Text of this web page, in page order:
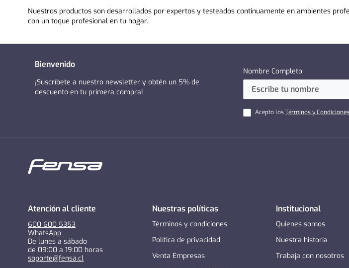
Nuestros productos son desarrollados por expertos y testeados continuamente en ambientes
con un toque profesional en tu hogar.
Bienvenido
¡Suscríbete a nuestro newsletter y obtén un 5% de
descuento en tu primera compra!
Nombre Completo
Acepto losTérminos y Condiciones
Atención al cliente
600 600 5353
WhatsApp
De lunes a sábado
de 09:00 a 19:00 horas
soporte@fensa.cl
Nuestras políticas
Términos y condiciones
Política de privacidad
Venta Empresas
Institucional
Quienes somos
Nuestra historia
Trabaja con nosotros